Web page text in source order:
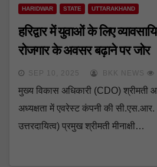
HARIDWAR STATE UTTARAKHAND
हरिद्वार में युवाओं के लिए
रोजगार के अवसर बढ़ाने पर जोर
SEP 10, 2025 BKK NEWS
मुख्य विकास अधिकारी (CDO) श्रीमती
अध्यक्षता में एवरेस्ट कंपनी की सी.एस.आर.
उत्तरदायित्व) प्रमुख श्रीमती मीनाक्षी…